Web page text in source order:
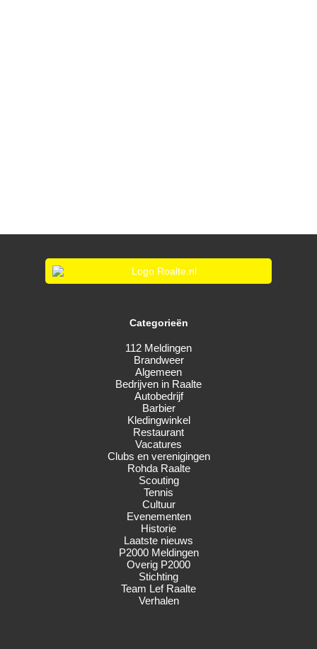
Categorieën
112 Meldingen
Brandweer
Algemeen
Bedrijven in Raalte
Autobedrijf
Barbier
Kledingwinkel
Restaurant
Vacatures
Clubs en verenigingen
Rohda Raalte
Scouting
Tennis
Cultuur
Evenementen
Historie
Laatste nieuws
P2000 Meldingen
Overig P2000
Stichting
Team Lef Raalte
Verhalen